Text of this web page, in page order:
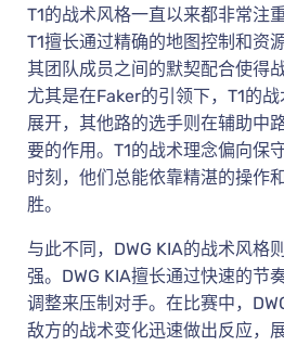
T1的战术风格一直以来都非常注
T1擅长通过精确的地图控制和资
其团队成员之间的默契配合使得
尤其是在Faker的引领下，T1的
展开，其他路的选手则在辅助中
要的作用。T1的战术理念偏向保
时刻，他们总能依靠精湛的操作
胜。
与此不同，DWG KIA的战术风格
强。DWG KIA擅长通过快速的节
调整来压制对手。在比赛中，
敌方的战术变化迅速做出反应，